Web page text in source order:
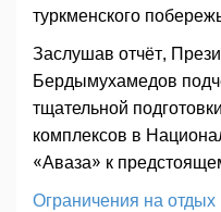
туркменского
Заслушав отчёт,
Бердымухамедов
тщательной
комплексов в
«Аваза» к
Ограничения на отдых